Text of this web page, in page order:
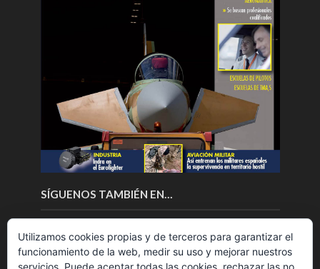
SÍGUENOS TAMBIÉN EN…
Utilizamos cookies propias y de terceros para garantizar el
funcionamiento de la web, medir su uso y mejorar nuestros
servicios. Puede aceptar todas las cookies, rechazar las no